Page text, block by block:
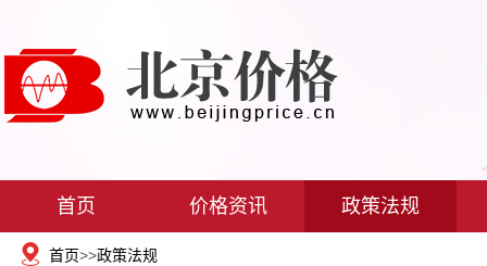
首页 价格资讯 政策法规
首页>>政策法规